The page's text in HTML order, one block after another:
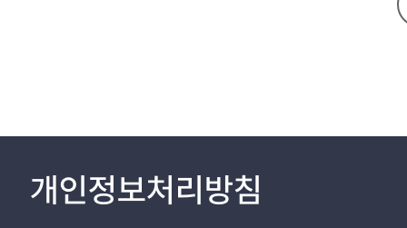
개인정보처리방침